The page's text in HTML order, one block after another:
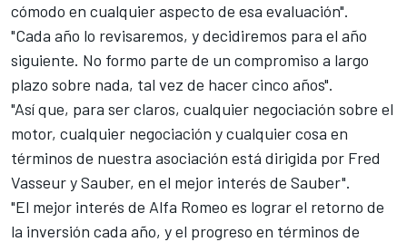
cómodo en cualquier aspecto de esa evaluación".
"Cada año lo revisaremos, y decidiremos para el año
siguiente. No formo parte de un compromiso a largo
plazo sobre nada, tal vez de hacer cinco años".
"Así que, para ser claros, cualquier negociación sobre el
motor, cualquier negociación y cualquier cosa en
términos de nuestra asociación está dirigida por Fred
Vasseur y Sauber, en el mejor interés de Sauber".
"El mejor interés de Alfa Romeo es lograr el retorno de
la inversión cada año, y el progreso en términos de